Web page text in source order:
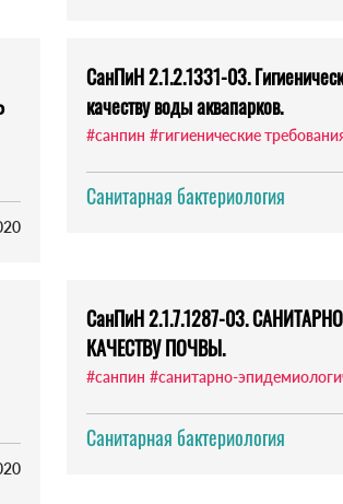
СанПиН 2.1.2.1331-03.
качеству воды аквапарков.
#санпин #гигиенические
Санитарная бактериология
СанПиН 2.1.7.1287-03.
КАЧЕСТВУ ПОЧВЫ.
#санпин #санитарно-
Санитарная бактериология